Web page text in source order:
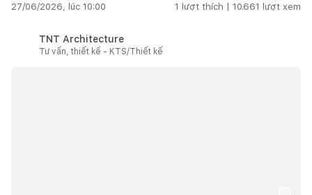
27/06/2026, lúc 10:00 1 lượt thích | 10.661 lượt xem
TNT Architecture
Tư vấn, thiết kế - KTS/Thiết kế